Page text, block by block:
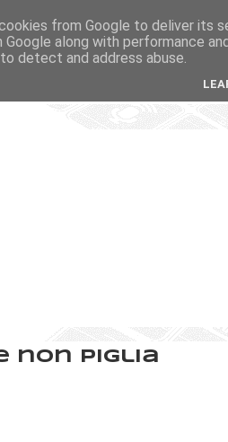
non piglia
from Google to deliver its
Google along with performance
detect and address abuse.